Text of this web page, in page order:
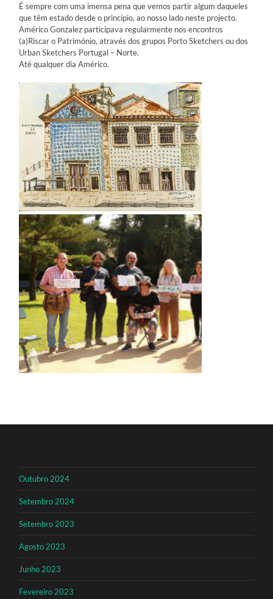
É sempre com uma imensa pena que vemos partir algum daqueles
que têm estado desde o princípio, ao nosso lado neste projecto.
Américo Gonzalez participava regularmente nos encontros
(a)Riscar o Património, através dos grupos Porto Sketchers ou dos
Urban Sketchers Portugal – Norte.
Até qualquer dia Américo.
Outubro 2024
Setembro 2024
Setembro 2023
Agosto 2023
Junho 2023
Fevereiro 2023